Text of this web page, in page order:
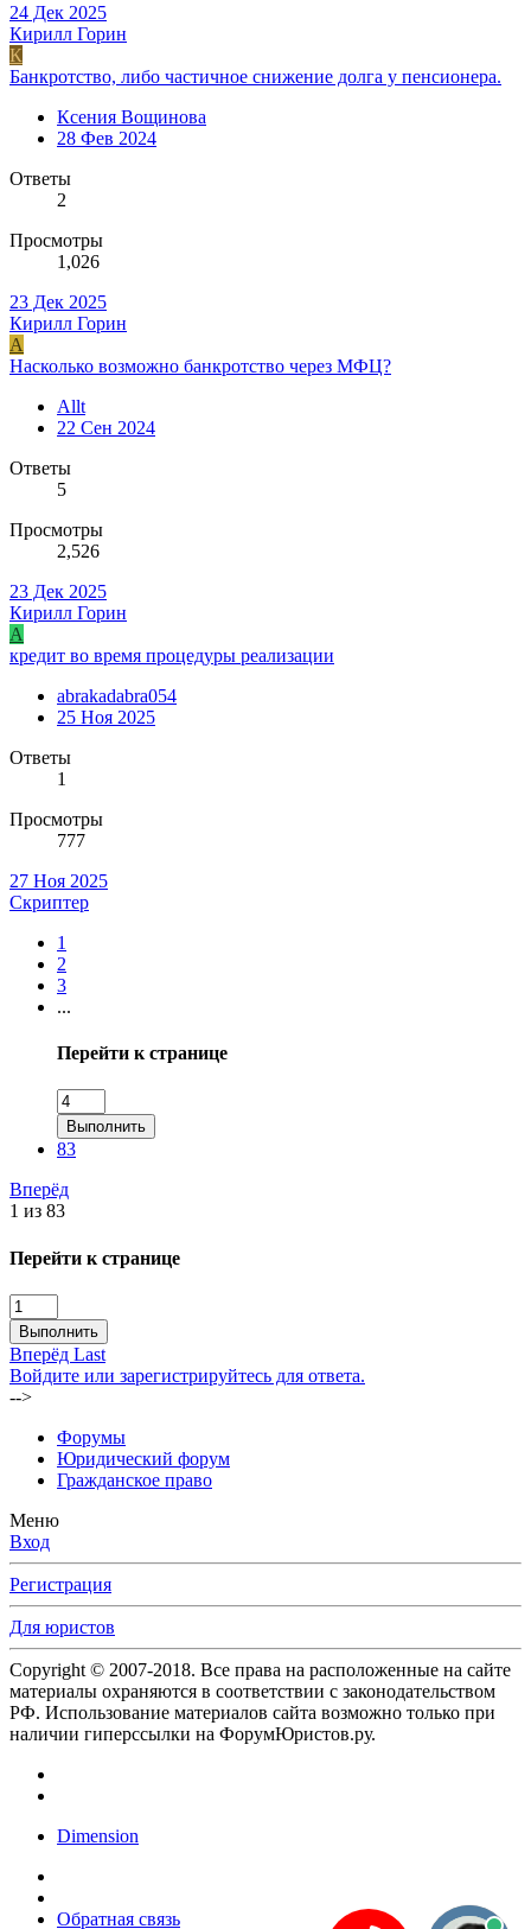
24 Дек 2025
Кирилл Горин
К
Банкротство, либо частичное снижение долга у пенсионера.
Ксения Вощинова
28 Фев 2024
Ответы
2
Просмотры
1,026
23 Дек 2025
Кирилл Горин
A
Насколько возможно банкротство через МФЦ?
Allt
22 Сен 2024
Ответы
5
Просмотры
2,526
23 Дек 2025
Кирилл Горин
A
кредит во время процедуры реализации
abrakadabra054
25 Ноя 2025
Ответы
1
Просмотры
777
27 Ноя 2025
Скриптер
1
2
3
...
Перейти к странице
Выполнить
83
Вперёд
1 из 83
Перейти к странице
Выполнить
Вперёд Last
Войдите или зарегистрируйтесь для ответа.
-->
Форумы
Юридический форум
Гражданское право
Меню
Вход
Регистрация
Для юристов
Copyright © 2007-2018. Все права на расположенные на сайте
материалы охраняются в соответствии с законодательством
РФ. Использование материалов сайта возможно только при
наличии гиперссылки на ФорумЮристов.ру.
Dimension
Обратная связь